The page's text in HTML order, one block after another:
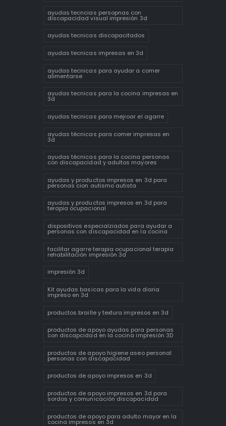
ayudas tecncias persopnas con
discapacidad visual impresión 3d
ayudas tecnicas discapacitados
ayudas tecnicas impresas en 3d
ayudas tecnicas para ayudar a comer
alimentarse
ayudas tecnicas para la cocina impresas en
3d
ayudas tecnicas para mejroar el agarre
ayudas técnicas para comer impresas en
3d
ayudas técnicas para la cocina personas
con discapacidad y adultos mayores
ayudas y productos impresos en 3d para
personas cion autismo autista
ayudas y productos impresos en 3d para
terapia ocupacional
dispositivos especialziados para ayudar a
personas con discapacidad en la cocina
facilitar agarre terapia ocupacional terapia
rehabilitación impresión 3d
impresión 3d
Kit ayudas basicas para la vida diaria
impreso en 3d
productos braille y textura impresos en 3d
productos de apoyo ayudas para personas
con discapcidad en la cocina impresión 3D
productos de apoyo higiene aseo personal
personas con discapacidad
productos de apoyo impresos en 3d
productos de apoyo impresos en 3d para
sordos y comunicación discapacidad
productos de apoyo para adulto mayor en la
cocina impresos en 3d